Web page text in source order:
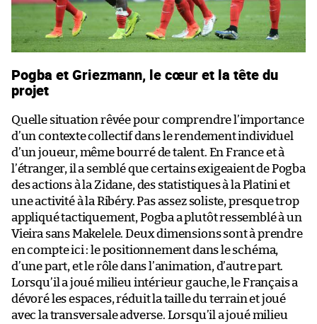
Pogba et Griezmann, le cœur et la tête du
projet
Quelle situation rêvée pour comprendre l’importance
d’un contexte collectif dans le rendement individuel
d’un joueur, même bourré de talent. En France et à
l’étranger, il a semblé que certains exigeaient de Pogba
des actions à la Zidane, des statistiques à la Platini et
une activité à la Ribéry. Pas assez soliste, presque trop
appliqué tactiquement, Pogba a plutôt ressemblé à un
Vieira sans Makelele. Deux dimensions sont à prendre
en compte ici : le positionnement dans le schéma,
d’une part, et le rôle dans l’animation, d’autre part.
Lorsqu’il a joué milieu intérieur gauche, le Français a
dévoré les espaces, réduit la taille du terrain et joué
avec la transversale adverse. Lorsqu’il a joué milieu